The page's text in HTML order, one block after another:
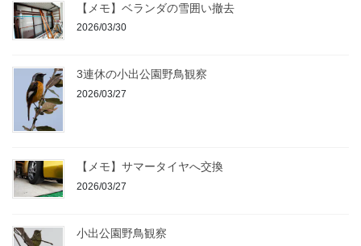
【メモ】ベランダの雪囲い撤去
2026/03/30
3連休の小出公園野鳥観察
2026/03/27
【メモ】サマータイヤへ交換
2026/03/27
小出公園野鳥観察